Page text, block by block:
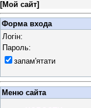
[Мой сайт]
Форма входа
Логін:
Пароль:
запам'ятати
Меню сайта